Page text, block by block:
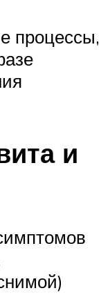
процессы,
и